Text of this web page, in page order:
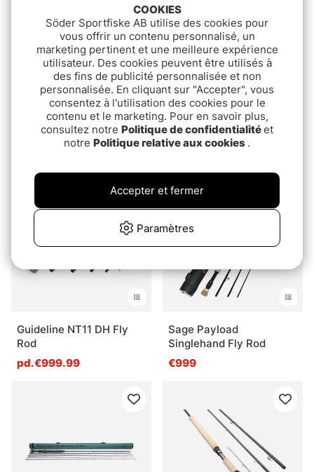
Guideline LPX Chrome
pd.€549.99
Sage Arrow Single Hand
Fly Rod
Guideline NT11 DH Fly
Rod
pd.€999.99
Sage Payload
Singlehand Fly Rod
€999
COOKIES
Söder Sportfiske AB utilise des cookies pour
vous offrir un contenu personnalisé, un
marketing pertinent et une meilleure expérience
utilisateur. Des cookies peuvent être utilisés à
des fins de publicité personnalisée et non
personnalisée. En cliquant sur "Accepter", vous
consentez à l'utilisation des cookies pour le
contenu et le marketing. Pour en savoir plus,
consultez notre Politique de confidentialitéet
notre Politique relative aux cookies .
Paramètres
Accepter et fermer